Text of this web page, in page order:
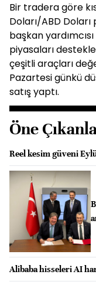
Bir tradera göre
Doları/ABD
başkan
piyasaları
çeşitli araçları
Pazartesi günkü
satış yaptı.
Öne
Reel kesim güveni
Alibaba hisseleri AI